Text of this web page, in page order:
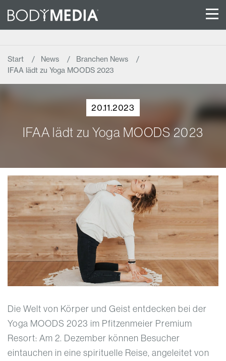
Start News
Branchen News
IFAA lädt zu Yoga MOODS 2023
20.11.2023
IFAA lädt zu Yoga MOODS 2023
Die Welt von Körper und Geist entdecken bei der
Yoga MOODS 2023 im Pfitzenmeier Premium
Resort: Am 2. Dezember können Besucher
eintauchen in eine spirituelle Reise, angeleitet von